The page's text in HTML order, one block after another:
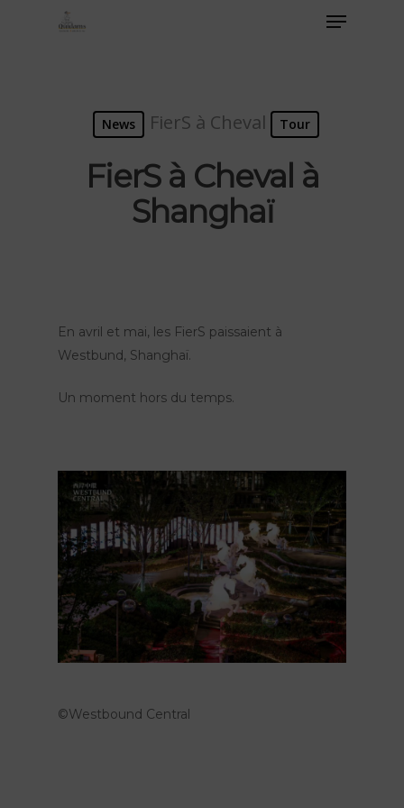
News FierS à Cheval Tour
FierS à Cheval à
Shanghaï
En avril et mai, les FierS paissaient à
Westbund, Shanghaï.
Un moment hors du temps.
©Westbound Central